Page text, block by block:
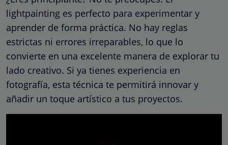
lightpainting es perfecto para experimentar y
aprender de forma práctica. No hay reglas
estrictas ni errores irreparables, lo que lo
convierte en una excelente manera de explorar tu
lado creativo. Si ya tienes experiencia en
fotografía, esta técnica te permitirá innovar y
añadir un toque artístico a tus proyectos.